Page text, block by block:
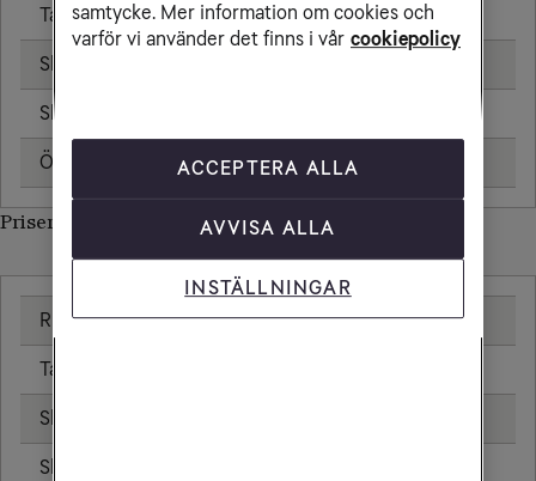
Ta emot samtal 25,00 kr/min
Skicka sms
Skicka mms
Öppningsavgift 0,99 kr
Priser inom Liberia
Ringa samtal 25,00 kr/min
Ta emot samtal
Skicka sms
Skicka mms
samtycke. Mer information om cookies och
varför vi använder det finns i vår cookiepolicy
ACCEPTERA ALLA
AVVISA ALLA
INSTÄLLNINGAR